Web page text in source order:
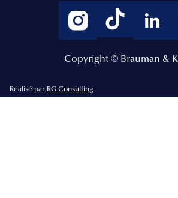
Copyright © Brauman & K
Réalisé par RG Consulting